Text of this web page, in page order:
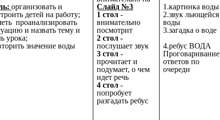
организовать и
детей на работу;
проанализировать
и назвать тему и
урока;
значение воды
Слайд №3
1 стол -
внимательно
посмотрит
2 стол -
послушает звук
3 стол -
прочитает и
подумает, о чем
идет речь
4 стол -
попробует
разгадать ребус
1.картинка воды
2.звук льющейся
воды
3.загадка о воде
4.ребус ВОДА
Проговаривание
ответов по
очереди